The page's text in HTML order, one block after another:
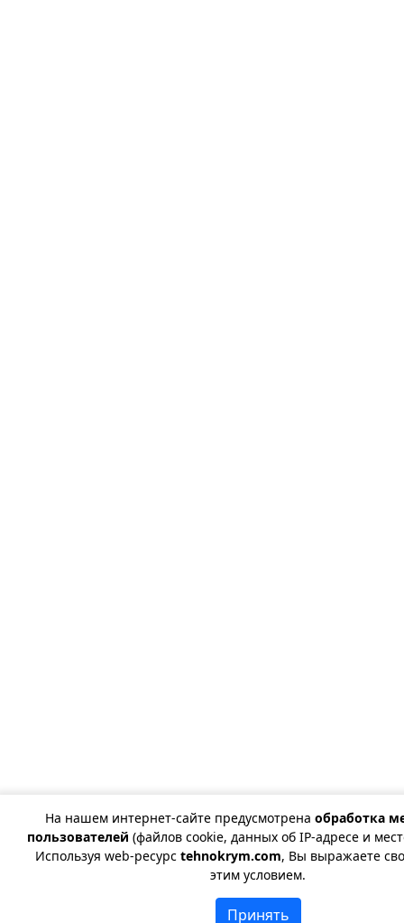
На нашем интернет-сайте предусмотрена обработка
пользователей (файлов cookie, данных об IP-адресе и
Используя web-ресурс tehnokrym.com, Вы выражаете
этим условием.
Принять